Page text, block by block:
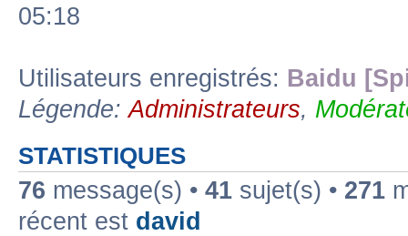
05:18
Utilisateurs enregistrés: Baidu
Légende:Administrateurs,
STATISTIQUES
76 message(s) • 41 sujet(s) • 271
récent est david